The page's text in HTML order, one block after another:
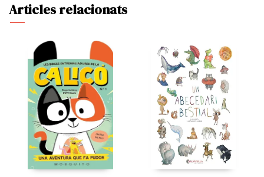
Articles relacionats